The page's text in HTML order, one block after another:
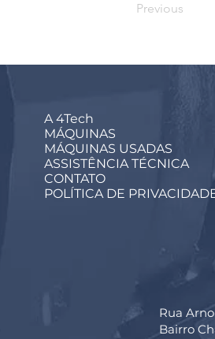
Previous
A 4Tech
MÁQUINAS
MÁQUINAS USADAS
ASSISTÊNCIA TÉCNICA
CONTATO
POLÍTICA DE
Rua
Bairro